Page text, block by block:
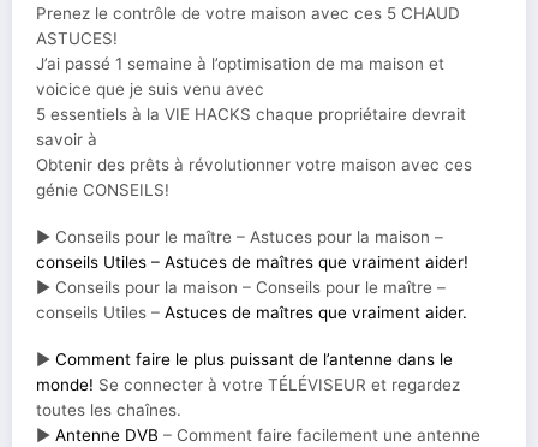
Prenez le contrôle de votre maison avec ces 5 CHAUD
ASTUCES!
J’ai passé 1 semaine à l’optimisation de ma maison et
voicice que je suis venu avec
5 essentiels à la VIE HACKS chaque propriétaire devrait
savoir à
Obtenir des prêts à révolutionner votre maison avec ces
génie CONSEILS!
► Conseils pour le maître – Astuces pour la maison –
conseils Utiles – Astuces de maîtres que vraiment aider!
► Conseils pour la maison – Conseils pour le maître –
conseils Utiles – Astuces de maîtres que vraiment aider.
► Comment faire le plus puissant de l’antenne dans le
monde! Se connecter à votre TÉLÉVISEUR et regardez
toutes les chaînes.
► Antenne DVB – Comment faire facilement une antenne